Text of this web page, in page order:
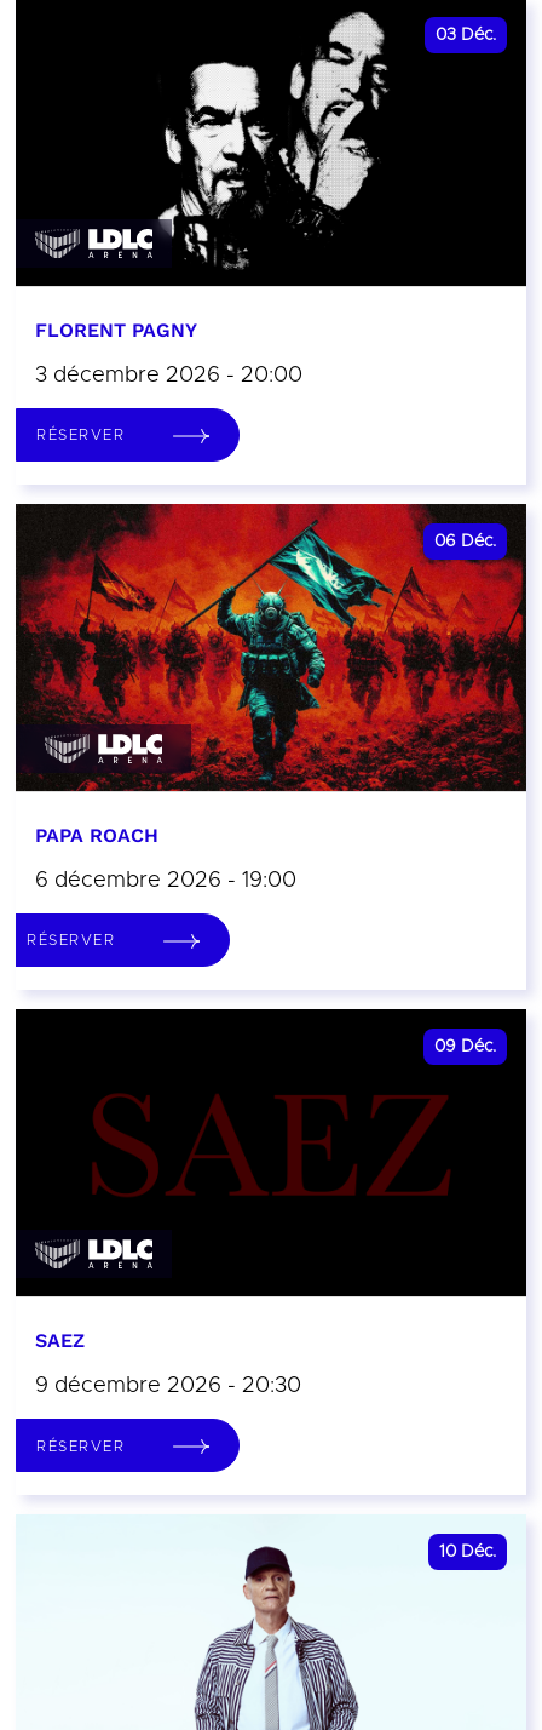
03 Déc.
FLORENT PAGNY
3 décembre 2026 - 20:00
RÉSERVER
06 Déc.
PAPA ROACH
6 décembre 2026 - 19:00
RÉSERVER
09 Déc.
SAEZ
9 décembre 2026 - 20:30
RÉSERVER
10 Déc.